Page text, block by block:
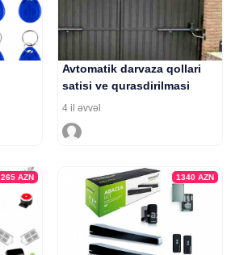
Avtomatik darvaza qollari
satisi ve qurasdirilmasi
4 il əvvəl
265AZN 1340 AZN